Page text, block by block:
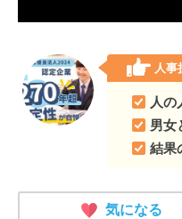
人事
人の
男女
結果
気になる